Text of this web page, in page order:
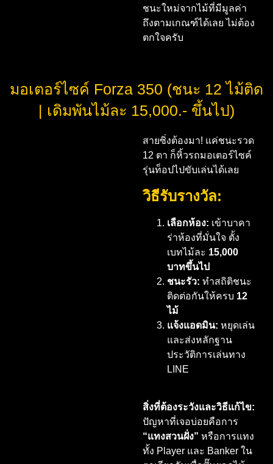
ชนะใหม่จากไม้ที่มีมูลค่า
ถึงตามเกณฑ์ได้เลย ไม่ต้อง
ตกใจครับ
มอเตอร์ไซค์ Forza 350 (ชนะ 12 ไม้ติด
| เดิมพันไม้ละ 15,000.- ขึ้นไป)
สายซิ่งต้องมา! แค่ชนะรวด
12 ตา ก็หิ้วรถมอเตอร์ไซค์
รุ่นท็อปไปขับเล่นได้เลย
วิธีรับรางวัล:
เลือกห้อง: เข้าบาคา
ร่าห้องที่มั่นใจ ตั้ง
เบทไม้ละ 15,000
บาทขึ้นไป
ชนะรัว: ทำสถิติชนะ
ติดต่อกันให้ครบ 12
ไม้
แจ้งแอดมิน: หยุดเล่น
และส่งหลักฐาน
ประวัติการเล่นทาง
LINE
สิ่งที่ต้องระวังและวิธีแก้ไข:
ปัญหาที่เจอบ่อยคือการ
“แทงสวนฝั่ง” หรือการแทง
ทั้ง Player และ Banker ใน